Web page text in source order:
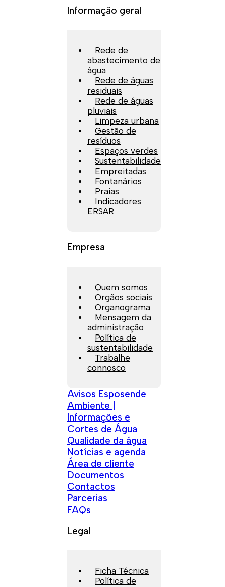
Informação geral
Rede de
abastecimento de
água
Rede de águas
residuais
Rede de águas
pluviais
Limpeza urbana
Gestão de
resíduos
Espaços verdes
Sustentabilidade
Empreitadas
Fontanários
Praias
Indicadores
ERSAR
Empresa
Quem somos
Orgãos sociais
Organograma
Mensagem da
administração
Política de
sustentabilidade
Trabalhe
connosco
Avisos Esposende
Ambiente |
Informações e
Cortes de Água
Qualidade da água
Notícias e agenda
Área de cliente
Documentos
Contactos
Parcerias
FAQs
Legal
Ficha Técnica
Política de